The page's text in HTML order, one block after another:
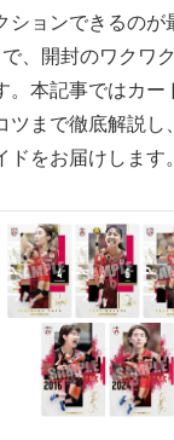
ションできるのが
、開封のワクワ
。本記事ではカー
ツまで徹底解説し
ドをお届けします。